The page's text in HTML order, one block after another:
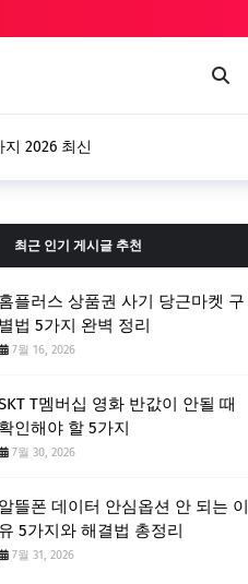
2026 최신
최근 인기 게시글 추천
홈플러스 상품권 사기 당근마켓 구
별법 5가지 완벽 정리
7월 16, 2026
T멤버십 영화 반값이 안될 때
확인해야 할 5가지
7월 30, 2026
알뜰폰 데이터 안심옵션 안 되는 이
유 5가지와 해결법 총정리
7월 31, 2026